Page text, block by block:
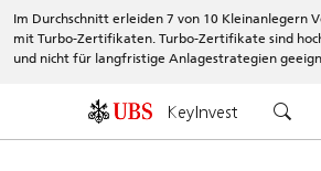
Im Durchschnitt erleiden 7 von 10 Kleinanlegern
mit Turbo-Zertifikaten. Turbo-Zertifikate sind
und nicht für langfristige Anlagestrategien
KeyInvest